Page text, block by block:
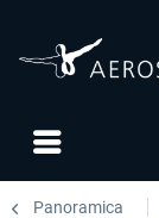
Panoramica